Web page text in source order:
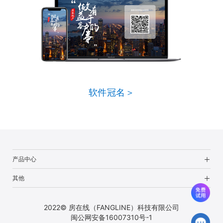
软件冠名＞
产品中心
其他
2022© 房在线（FANGLINE）科技有限公司
闽公网安备16007310号-1